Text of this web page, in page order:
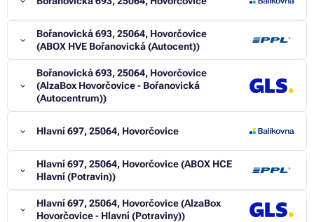
Bořanovická 693, 25064, Hovorčovice
(ABOX HVE Bořanovická (Autocent))
Bořanovická 693, 25064, Hovorčovice
(AlzaBox Hovorčovice - Bořanovická
(Autocentrum))
Hlavní 697, 25064, Hovorčovice
Hlavní 697, 25064, Hovorčovice (ABOX HCE
Hlavní (Potravin))
Hlavní 697, 25064, Hovorčovice (AlzaBox
Hovorčovice - Hlavní (Potraviny))